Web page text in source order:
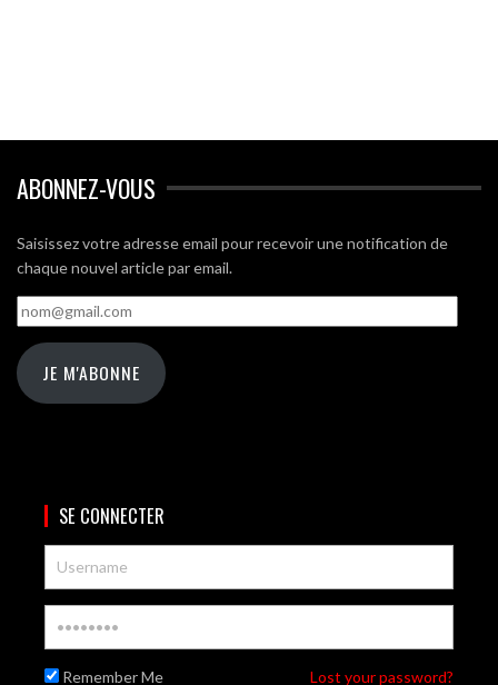
ABONNEZ-VOUS
Saisissez votre adresse email pour recevoir une notification de
chaque nouvel article par email.
nom@gmail.com
JE M'ABONNE
SE CONNECTER
Remember Me Lost your password?